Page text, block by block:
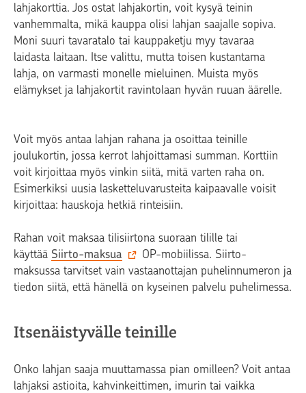
lahjakorttia. Jos ostat lahjakortin, voit kysyä teinin
vanhemmalta, mikä kauppa olisi lahjan saajalle sopiva.
Moni suuri tavaratalo tai kauppaketju myy tavaraa
laidasta laitaan. Itse valittu, mutta toisen kustantama
lahja, on varmasti monelle mieluinen. Muista myös
elämykset ja lahjakortit ravintolaan hyvän ruuan äärelle.
Voit myös antaa lahjan rahana ja osoittaa teinille
joulukortin, jossa kerrot lahjoittamasi summan. Korttiin
voit kirjoittaa myös vinkin siitä, mitä varten raha on.
Esimerkiksi uusia lasketteluvarusteita kaipaavalle voisit
kirjoittaa: hauskoja hetkiä rinteisiin.
Rahan voitmaksaa tilisiirtona suoraan tilille tai
käyttää Siirto-maksua
OP-mobiilissa. Siirto-
maksussa tarvitset vain vastaanottajan puhelinnumeron ja
tiedon siitä, että hänellä on kyseinen palvelu puhelimessa.
Itsenäistyvälle teinille
Onko lahjan saaja muuttamassa pian omilleen? Voit antaa
lahjaksi astioita, kahvinkeittimen, imurin tai vaikka